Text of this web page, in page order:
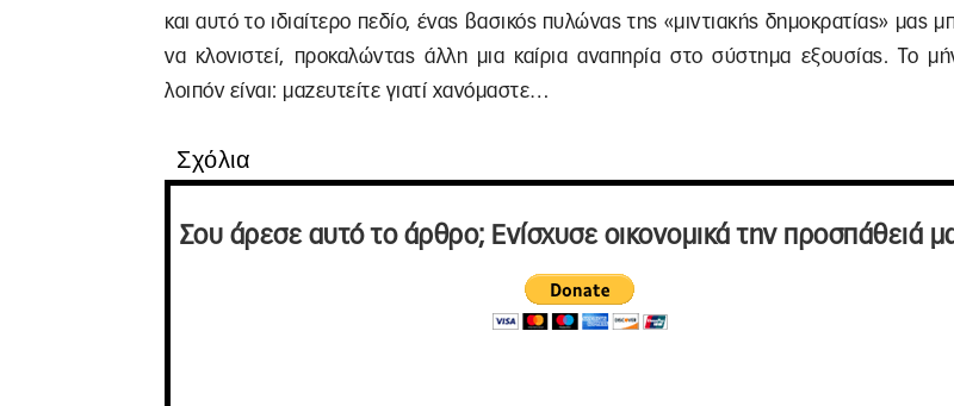
και αυτό το ιδιαίτερο πεδίο, ένας βασικός πυλώνας της «μιντιακής δημοκρατίας» μας
να κλονιστεί, προκαλώντας άλλη μια καίρια αναπηρία στο σύστημα εξουσίας. Το
λοιπόν είναι: μαζευτείτε γιατί χανόμαστε…
Σχόλια
Σου άρεσε αυτό το άρθρο; Ενίσχυσε οικονομικά την προσπάθειά